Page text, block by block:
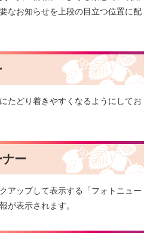
なお知らせを上段の目立つ位置に配
たどり着きやすくなるようにしてお
ナー
アップして表示する「フォトニュー
が表示されます。